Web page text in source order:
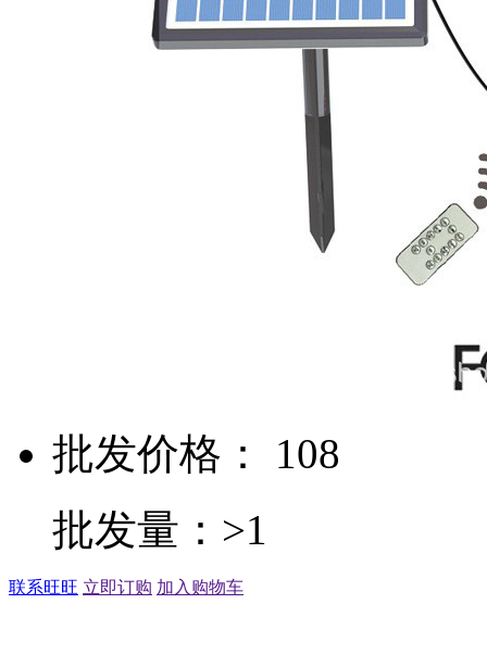
批发价格： 108
批发量：>1
联系旺旺 立即订购 加入购物车